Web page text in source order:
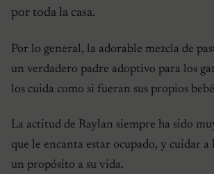
por toda la casa.
Por lo general, la adorable mezcla de
un verdadero padre adoptivo para los
los cuida como si fueran sus propios
La actitud de Raylan siempre ha sido
que le encanta estar ocupado, y cuidar a
un propósito a su vida.